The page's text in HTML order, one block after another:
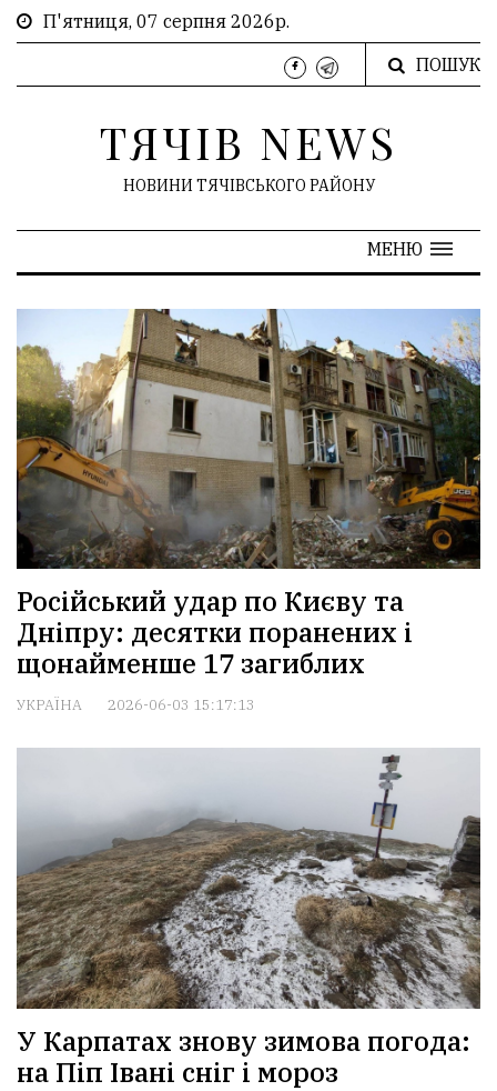
П'ятниця, 07 серпня 2026р.
ПОШУК
ТЯЧІВ NEWS
НОВИНИ ТЯЧІВСЬКОГО РАЙОНУ
МЕНЮ
Російський удар по Києву та
Дніпру: десятки поранених і
щонайменше 17 загиблих
УКРАЇНА 2026-06-03 15:17:13
У Карпатах знову зимова погода:
на Піп Івані сніг і мороз